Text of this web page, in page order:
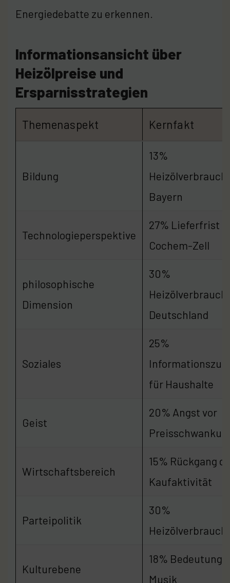
Energiedebatte zu erkennen.
Informationsansicht über
Heizölpreise und
Ersparnisstrategien
Themenaspekt Kernfakt
Bildung
13%
Heizölverbrauch
Bayern
Technologieperspektive
27% Lieferfrist
Cochem-Zell
philosophische
Dimension
30%
Heizölverbrauch
Deutschland
Soziales
25%
für Haushalte
Geist
20% Angst vor
Wirtschaftsbereich
15% Rückgang
Kaufaktivität
Parteipolitik
30%
Heizölverbrauch
Kulturebene
18% Bedeutung
Musik